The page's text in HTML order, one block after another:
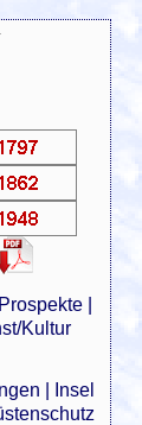
|
Kultur
Insel